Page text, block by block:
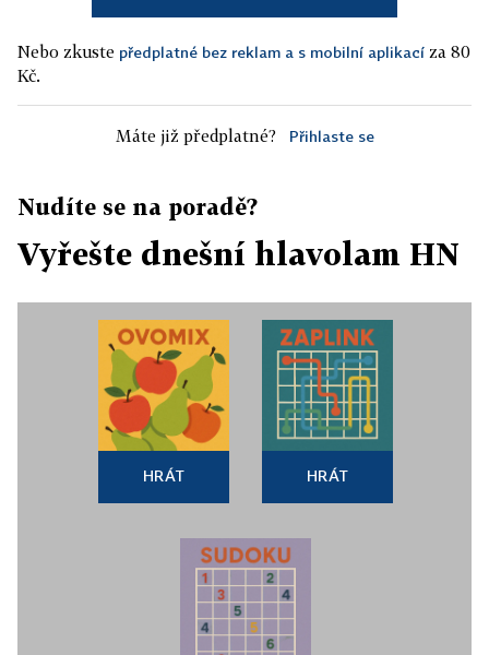
Nebo zkuste předplatné bez reklam a s mobilní aplikací za 80
Kč.
Máte již předplatné? Přihlaste se
Nudíte se na poradě?
Vyřešte dnešní hlavolam HN
HRÁT HRÁT